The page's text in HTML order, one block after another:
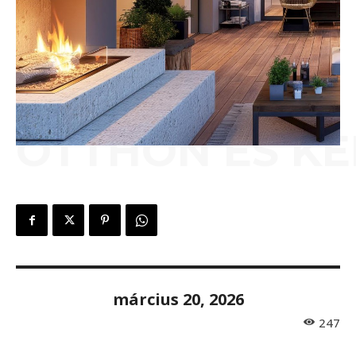
OTTHON ÉS
március 20, 2026
247